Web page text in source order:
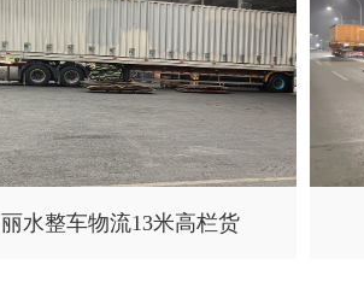
丽水整车物流13米高栏货